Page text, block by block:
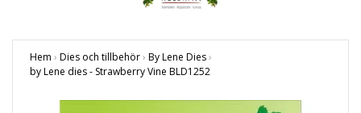
Hem › Dies och tillbehör› By Lene Dies›
by Lene dies - Strawberry Vine BLD1252